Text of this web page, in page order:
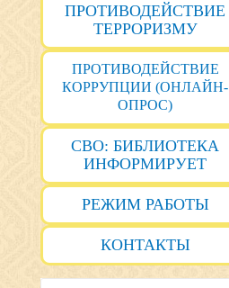
ПРОТИВОДЕЙСТВИЕ
ТЕРРОРИЗМУ
ПРОТИВОДЕЙСТВИЕ
КОРРУПЦИИ (ОНЛАЙН-
ОПРОС)
СВО: БИБЛИОТЕКА
ИНФОРМИРУЕТ
РЕЖИМ РАБОТЫ
КОНТАКТЫ